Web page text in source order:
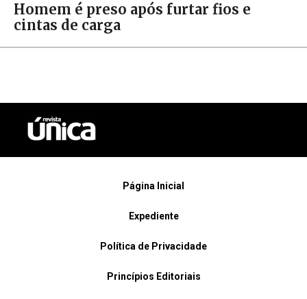
Homem é preso após furtar fios e
cintas de carga
Página Inicial
Expediente
Política de Privacidade
Princípios Editoriais